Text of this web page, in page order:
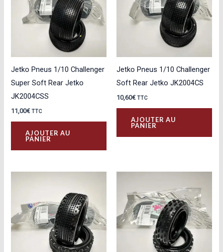
Jetko Pneus 1/10 Challenger
Super Soft Rear Jetko
JK2004CSS
11,00€ TTC
AJOUTER AU
PANIER
Jetko Pneus 1/10 Challenger
Soft Rear Jetko JK2004CS
10,60€ TTC
AJOUTER AU
PANIER